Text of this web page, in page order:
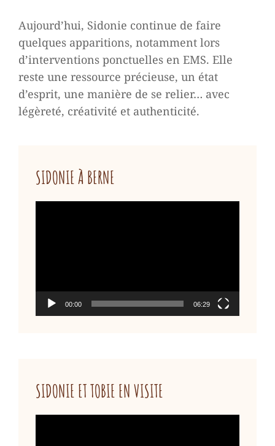
Aujourd’hui, Sidonie continue de faire
quelques apparitions, notamment lors
d’interventions ponctuelles en EMS. Elle
reste une ressource précieuse, un état
d’esprit, une manière de se relier… avec
légèreté, créativité et authenticité.
SIDONIE À BERNE
00:00 06:29
SIDONIE ET TOBIE EN VISITE